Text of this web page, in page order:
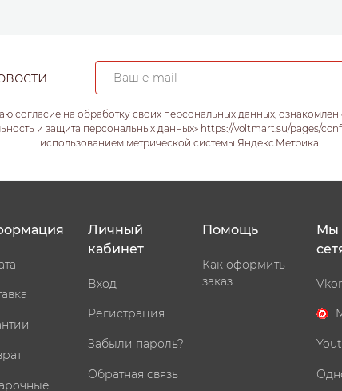
согласие на обработку своих персональных данных,
и защита персональных данных» https://voltmart.su/pages/
использованием метрической системы Яндекс.Метрика
Личный
кабинет
Вход
Регистрация
Забыли пароль?
Обратная связь
Помощь
Как оформить
заказ
Мы